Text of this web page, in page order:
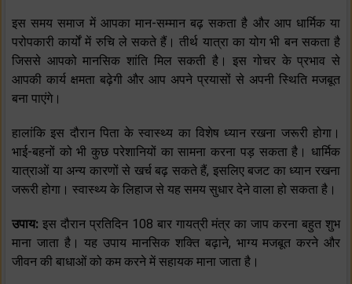
इस समय समाज में आपका मान-सम्मान बढ़ सकता है और आप धार्मिक या
परोपकारी कार्यों में रुचि ले सकते हैं। तीर्थ यात्रा का योग भी बन सकता है
जिससे आपको मानसिक शांति मिल सकती है। इस गोचर के प्रभाव से
आपकी कार्य क्षमता बढ़ेगी और आप अपने प्रयासों से अपनी स्थिति मजबूत
बना पाएंगे।
हालांकि इस दौरान पिता के स्वास्थ्य का विशेष ध्यान रखना जरूरी होगा।
भाई-बहनों को भी कुछ परेशानियों का सामना करना पड़ सकता है। धार्मिक
यात्राओं या अन्य कारणों से खर्च बढ़ सकते हैं, इसलिए बजट का ध्यान रखना
जरूरी होगा। स्वास्थ्य के लिहाज से यह समय सुधार देने वाला हो सकता है।
उपाय: इस दौरान प्रतिदिन 108 बार गायत्री मंत्र का जाप करना बहुत शुभ
माना जाता है। यह उपाय मानसिक शक्ति बढ़ाने, भाग्य मजबूत करने और
जीवन की बाधाओं को कम करने में सहायक माना जाता है।